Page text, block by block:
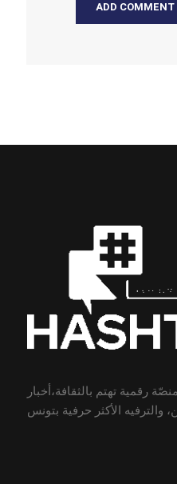
رقمية تهتم بالثقافة،أخبار
والترفيه الأكثر حرفية بتونس